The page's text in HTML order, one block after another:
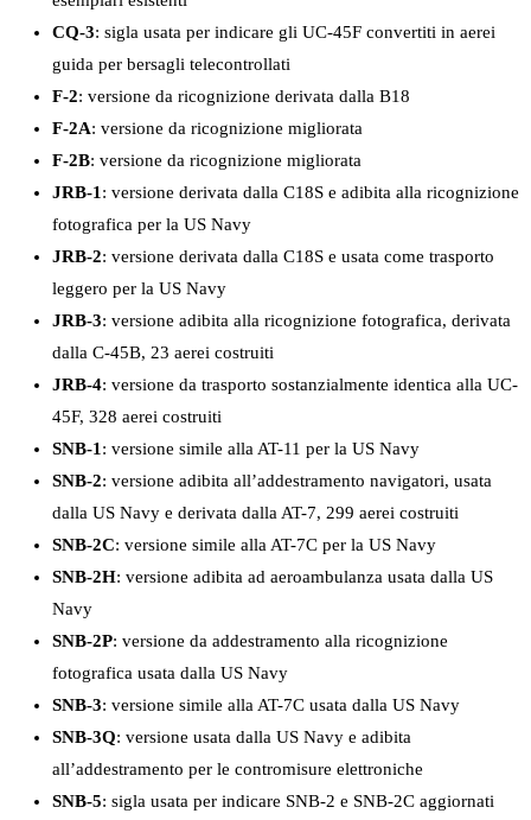
CQ-3: sigla usata per indicare gli UC-45F convertiti in aerei
guida per bersagli telecontrollati
F-2: versione da ricognizione derivata dalla B18
F-2A: versione da ricognizione migliorata
F-2B: versione da ricognizione migliorata
JRB-1: versione derivata dalla C18S e adibita alla ricognizione
fotografica per la US Navy
JRB-2: versione derivata dalla C18S e usata come trasporto
leggero per la US Navy
JRB-3: versione adibita alla ricognizione fotografica, derivata
dalla C-45B, 23 aerei costruiti
JRB-4: versione da trasporto sostanzialmente identica alla UC-
45F, 328 aerei costruiti
SNB-1: versione simile alla AT-11 per la US Navy
SNB-2: versione adibita all’addestramento navigatori, usata
dalla US Navy e derivata dalla AT-7, 299 aerei costruiti
SNB-2C: versione simile alla AT-7C per la US Navy
SNB-2H: versione adibita ad aeroambulanza usata dalla US
Navy
SNB-2P: versione da addestramento alla ricognizione
fotografica usata dalla US Navy
SNB-3: versione simile alla AT-7C usata dalla US Navy
SNB-3Q: versione usata dalla US Navy e adibita
all’addestramento per le contromisure elettroniche
SNB-5: sigla usata per indicare SNB-2 e SNB-2C aggiornati